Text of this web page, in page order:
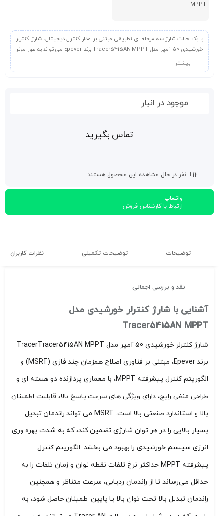
MPPT
با یک حالت شارژ سه مرحله ای تطبیقی ​​مبتنی بر مدار کنترل دیجیتال، شارژ کنترلر
خورشیدی 50 آمپر مدل Tracer5415AN MPPT برند Epever می تواند به طور موثر
عمر باتری را افزایش دهد و عملکرد سیستم را به میزان قابل توجهی بهبود بخشد.
بیشـتر
موجود در انبار
تماس بگیرید
12+ نفر در حال مشاهده این محصول هستند
واتساپ
ارتباط با کارشناس فروش
توضیحات توضیحات تکمیلی نظرات کاربران
نقد و بررسی اجمالی
آشنایی با شارژ کنترلر خورشیدی مدل
Tracer5415AN MPPT
شارژ کنترلر خورشیدی 50 آمپر مدل TracerTracer5415AN MPPT
برند Epever، مبتنی بر فناوری اصلاح همزمان چند فازی (MSRT) و
الگوریتم کنترل پیشرفته MPPT، با معماری پردازنده دو هسته ای و
طراحی منفی رایج، دارای ویژگی های سرعت پاسخ بالا، قابلیت اطمینان
بالا و استاندارد صنعتی بالا است.
MSRT می تواند راندمان تبدیل
بسیار بالایی را در هر توان شارژی تضمین کند، که به شدت بهره وری
انرژی سیستم خورشیدی را بهبود می بخشد. الگوریتم کنترل
پیشرفته MPPT حداکثر نرخ تلفات نقطه توان و زمان تلفات را به
حداقل می‌رساند تا از راندمان ردیابی، سرعت متناظر و همچنین
راندمان تبدیل بالا تحت توان بالا یا پایین اطمینان حاصل شود، به